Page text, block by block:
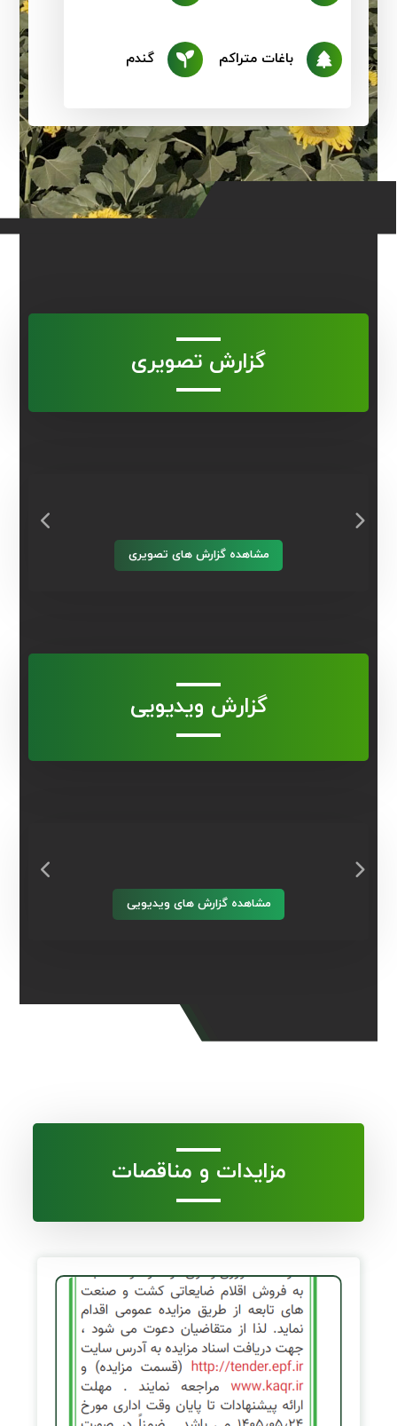
گندم باغات متراکم
گزارش تصویری
مشاهده گزارش های تصویری
گزارش ویدیویی
مشاهده گزارش های ویدیویی
مزایدات و مناقصات